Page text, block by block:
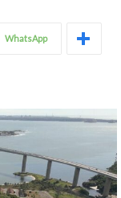
WhatsApp